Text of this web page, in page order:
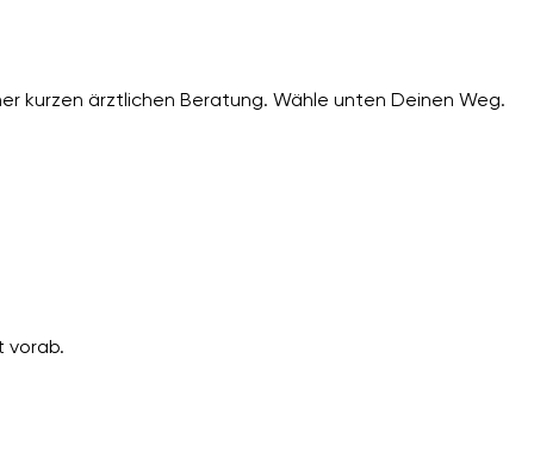
kurzen ärztlichen Beratung. Wähle unten Deinen Weg.
vorab.